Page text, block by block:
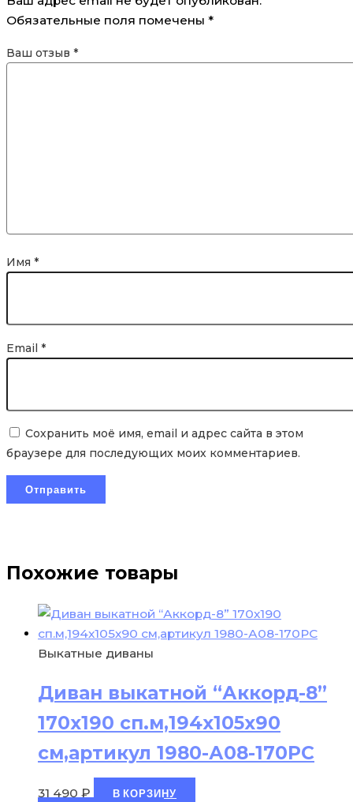
Обязательные поля помечены *
Ваш отзыв *
Имя *
Email *
Сохранить моё имя, email и адрес сайта в этом
браузере для последующих моих комментариев.
Похожие товары
Выкатные диваны
Диван выкатной “Аккорд-8”
170х190 сп.м,194х105х90
см,артикул 1980-А08-170РС
31 490 ₽
В КОРЗИНУ